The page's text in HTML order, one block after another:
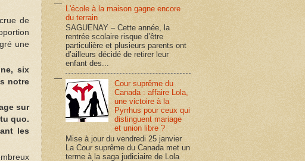
de
une
six
notre
sur
quo.
les
L'école à la maison gagne encore
du terrain
SAGUENAY – Cette année, la
rentrée scolaire risque d’être
particulière et plusieurs parents ont
d’ailleurs décidé de retirer leur
enfant des...
Cour suprême du
Canada : affaire Lola,
une victoire à la
Pyrrhus pour ceux qui
distinguent mariage
et union libre ?
Mise à jour du vendredi 25 janvier
La Cour suprême du Canada met un
terme à la saga judiciaire de Lola